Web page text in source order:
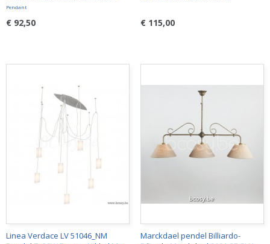
Pendant
€ 92,50 € 115,00
Linea Verdace LV 51046_NM
Marckdael pendel Billiardo-